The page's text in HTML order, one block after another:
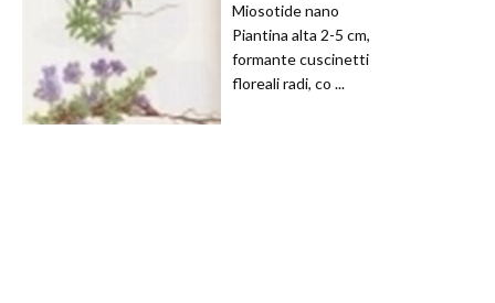
Miosotide nano
Piantina alta 2-5 cm,
formante cuscinetti
floreali radi, co ...